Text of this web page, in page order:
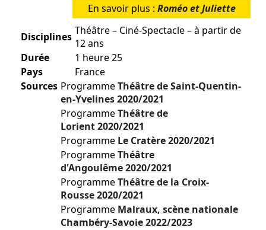
En savoir plus : Roméo et Juliette
Disciplines Théâtre – Ciné-Spectacle – à partir de
12 ans
Durée
1 heure 25
Pays
France
Sources ProgrammeThéâtre de Saint-Quentin-
en-Yvelines2020/2021
ProgrammeThéâtre de
Lorient2020/2021
Programme Le Cratère2020/2021
ProgrammeThéâtre
d'Angoulême2020/2021
ProgrammeThéâtre de la Croix-
Rousse2020/2021
Programme Malraux, scène nationale
Chambéry-Savoie2022/2023